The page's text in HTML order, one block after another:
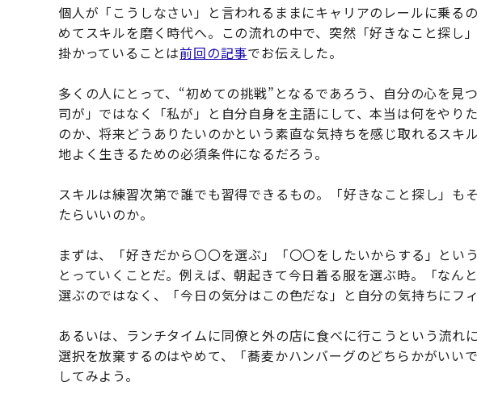
個人が「こうしなさい」と言われるままにキャリアのレールに乗る
めてスキルを磨く時代へ。この流れの中で、突然「好きなこと探し
掛かっていることは前回の記事でお伝えした。
多くの人にとって、“初めての挑戦”となるであろう、自分の心を見
司が」ではなく「私が」と自分自身を主語にして、本当は何をやり
のか、将来どうありたいのかという素直な気持ちを感じ取れるスキ
地よく生きるための必須条件になるだろう。
スキルは練習次第で誰でも習得できるもの。「好きなこと探し」も
たらいいのか。
まずは、「好きだから〇〇を選ぶ」「〇〇をしたいからする」とい
とっていくことだ。例えば、朝起きて今日着る服を選ぶ時。「な
選ぶのではなく、「今日の気分はこの色だな」と自分の気持ちにフ
あるいは、ランチタイムに同僚と外の店に食べに行こうという流れ
選択を放棄するのはやめて、「蕎麦かハンバーグのどちらかがいい
してみよう。